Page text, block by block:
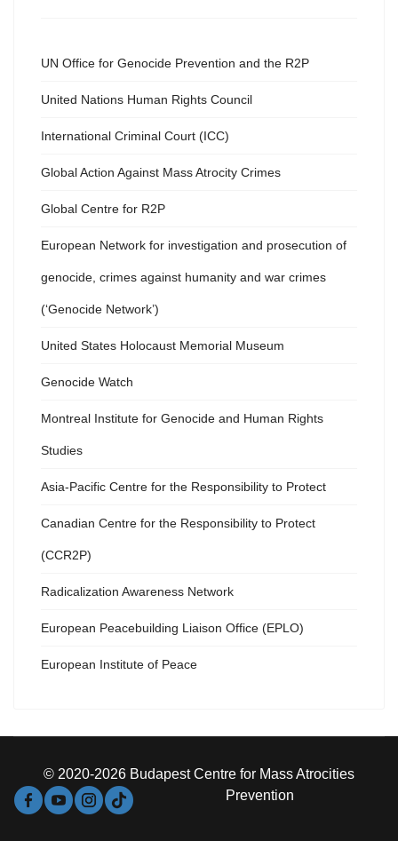
UN Office for Genocide Prevention and the R2P
United Nations Human Rights Council
International Criminal Court (ICC)
Global Action Against Mass Atrocity Crimes
Global Centre for R2P
European Network for investigation and prosecution of
genocide, crimes against humanity and war crimes
(‘Genocide Network’)
United States Holocaust Memorial Museum
Genocide Watch
Montreal Institute for Genocide and Human Rights
Studies
Asia-Pacific Centre for the Responsibility to Protect
Canadian Centre for the Responsibility to Protect
(CCR2P)
Radicalization Awareness Network
European Peacebuilding Liaison Office (EPLO)
European Institute of Peace
© 2020-2026 Budapest Centre for Mass Atrocities
Prevention